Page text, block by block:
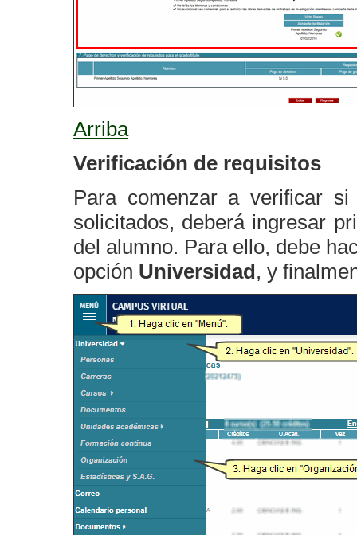
Arriba
Verificación de requisitos
Para comenzar a verificar
solicitados, deberá ingresar
del alumno. Para ello, debe
opción Universidad, y